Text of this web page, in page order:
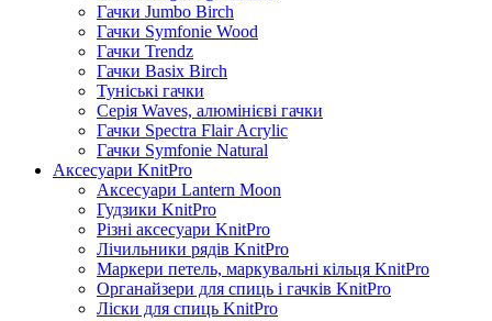
Гачки Jumbo Birch
Гачки Symfonie Wood
Гачки Trendz
Гачки Basix Birch
Туніські гачки
Серія Waves, алюмінієві гачки
Гачки Spectra Flair Acrylic
Гачки Symfonie Natural
Аксесуари KnitPro
Аксесуари Lantern Moon
Гудзики KnitPro
Різні аксесуари KnitPro
Лічильники рядів KnitPro
Маркери петель, маркувальні кільця KnitPro
Органайзери для спиць і гачків KnitPro
Ліски для спиць KnitPro